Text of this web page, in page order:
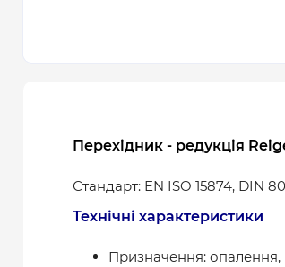
Перехідник - редукція
Стандарт: EN ISO 15874, DIN
Технічні характеристики
Призначення: опалення,